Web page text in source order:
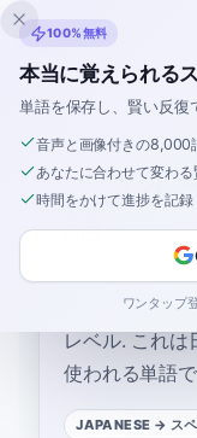
Inklingo
「クイ
語
のスペイン語は
レベル. これは
使われる単語で
JAPANESE → ス
100%無料
本当に覚えられる
単語を保存し、賢い反復
音声と画像付きの8,000
あなたに合わせて変わる
時間をかけて進捗を記録
ワンタップ